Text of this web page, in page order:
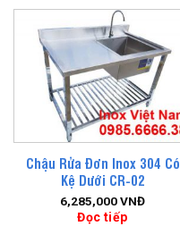
Chậu Rửa Đơn Inox 304 Có
Kệ Dưới CR-02
6,285,000VNĐ
Đọc tiếp